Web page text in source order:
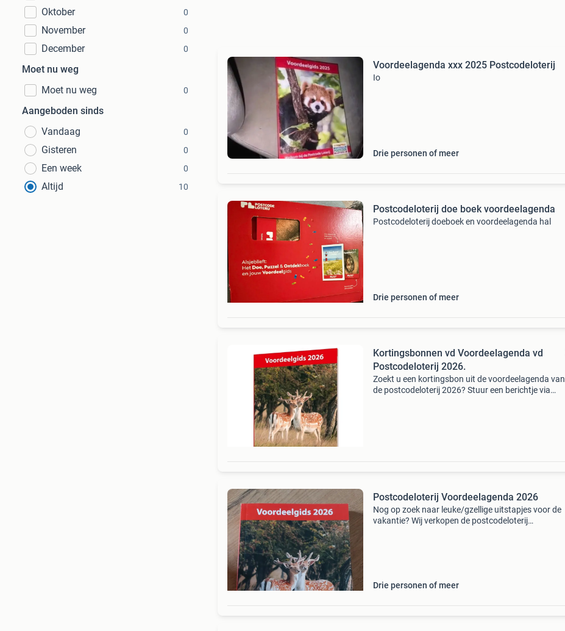
Oktober 0
November 0
December 0
Moet nu weg
Moet nu weg
0
Aangeboden sinds
Vandaag
0
Gisteren 0
Een week 0
Altijd 10
Voordeelagenda xxx 2025 Postcodeloterij
Io
Drie personen of meer
Postcodeloterij doe boek voordeelagenda
Postcodeloterij doeboek en voordeelagenda hal
Drie personen of meer
Kortingsbonnen vd Voordeelagenda vd
Postcodeloterij 2026.
Zoekt u een kortingsbon uit de voordeelagenda van
de postcodeloterij 2026? Stuur een berichtje via
Postcodeloterij Voordeelagenda 2026
Nog op zoek naar leuke/gzellige uitstapjes voor de
vakantie? Wij verkopen de postcodeloterij
Drie personen of meer